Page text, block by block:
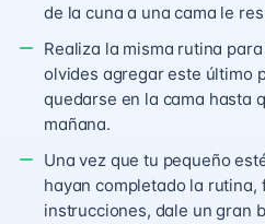
de la cuna a una cama le
Realiza la misma rutina
olvides agregar este último
quedarse en la cama hasta
mañana.
Una vez que tu pequeño
hayan completado la
instrucciones, dale un gran